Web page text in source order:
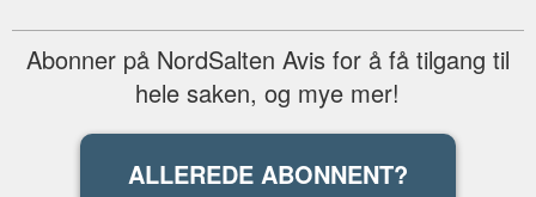
Abonner på NordSalten Avis for å få tilgang til
hele saken, og mye mer!
ALLEREDE ABONNENT?